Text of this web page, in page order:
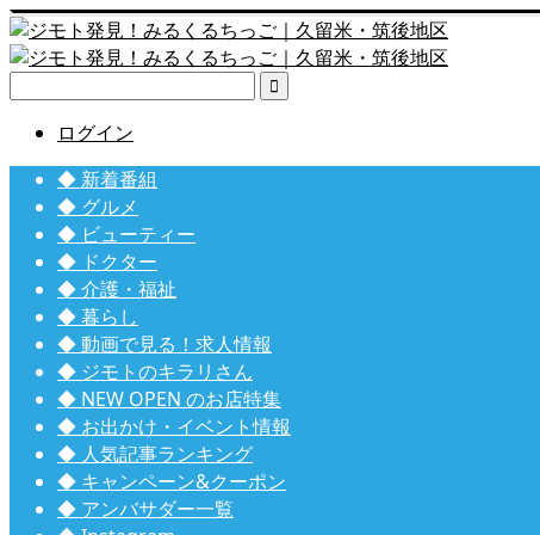

ログイン
◆ 新着番組
◆ グルメ
◆ ビューティー
◆ ドクター
◆ 介護・福祉
◆ 暮らし
◆ 動画で見る！求人情報
◆ ジモトのキラリさん
◆ NEW OPEN のお店特集
◆ お出かけ・イベント情報
◆ 人気記事ランキング
◆ キャンペーン&クーポン
◆ アンバサダー一覧